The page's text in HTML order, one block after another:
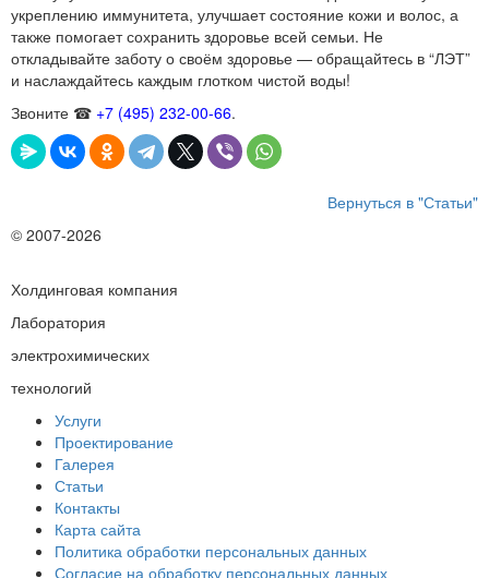
укреплению иммунитета, улучшает состояние кожи и волос, а
также помогает сохранить здоровье всей семьи. Не
откладывайте заботу о своём здоровье — обращайтесь в “ЛЭТ”
и наслаждайтесь каждым глотком чистой воды!
Звоните ☎ +7 (495) 232-00-66.
Вернуться в "Статьи"
© 2007-2026
Холдинговая компания
Лаборатория
электрохимических
технологий
Услуги
Проектирование
Галерея
Статьи
Контакты
Карта сайта
Политика обработки персональных данных
Согласие на обработку персональных данных